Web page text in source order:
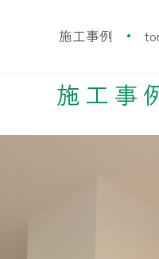
施工事例
施工事